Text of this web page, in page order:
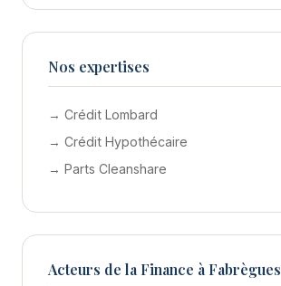
Nos expertises
→ Crédit Lombard
→ Crédit Hypothécaire
→ Parts Cleanshare
Acteurs de la Finance à Fabrègues